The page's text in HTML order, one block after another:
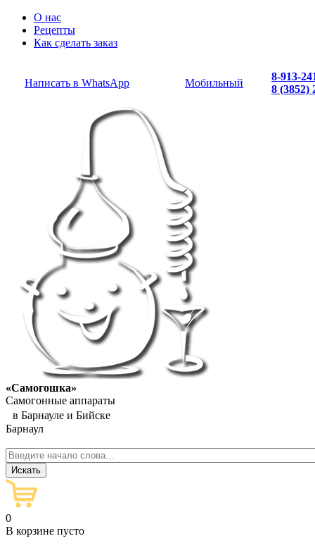
О нас
Рецепты
Как сделать заказ
Написать в WhatsApp Мобильный
8-913-
8 (3852)
«Самогошка»
Самогонные аппараты
в Барнауле и Бийске
Барнаул
0
В корзине пусто